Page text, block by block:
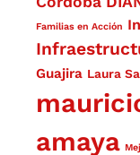
Familias en Acción
Guajira Laura
amaya